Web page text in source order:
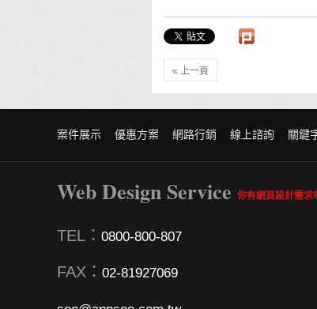
« 上一頁
案件展示 優惠方案 網路行銷 線上諮詢 關鍵
Web Design Service 你有網頁設計需求
TEL： 0800-800-807
FAX： 02-81927069